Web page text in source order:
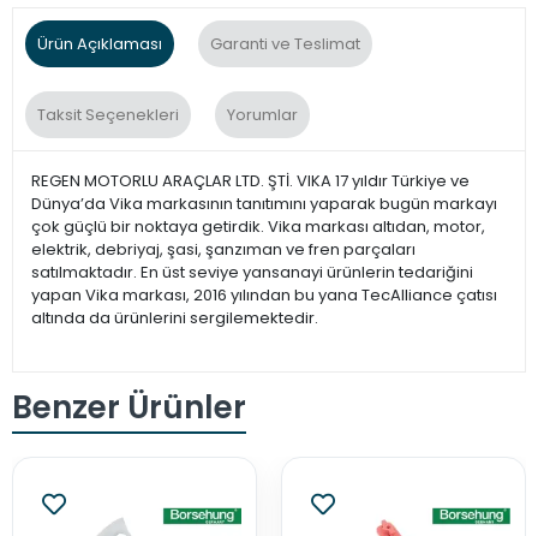
Ürün Açıklaması Garanti ve Teslimat
Taksit Seçenekleri Yorumlar
REGEN MOTORLU ARAÇLAR LTD. ŞTİ. VIKA 17 yıldır Türkiye ve
Dünya’da Vika markasının tanıtımını yaparak bugün markayı
çok güçlü bir noktaya getirdik. Vika markası altıdan, motor,
elektrik, debriyaj, şasi, şanzıman ve fren parçaları
satılmaktadır. En üst seviye yansanayi ürünlerin tedariğini
yapan Vika markası, 2016 yılından bu yana TecAlliance çatısı
altında da ürünlerini sergilemektedir.
Benzer Ürünler